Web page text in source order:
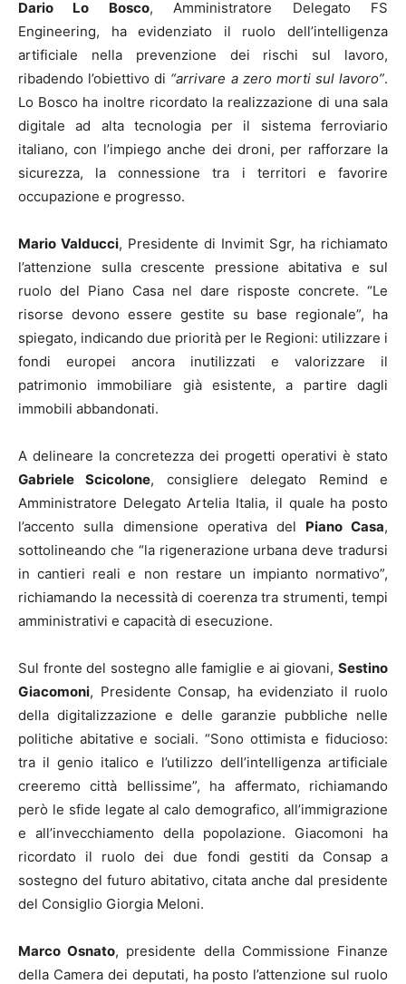
Dario Lo Bosco, Amministratore Delegato FS
Engineering, ha evidenziato il ruolo dell’intelligenza
artificiale nella prevenzione dei rischi sul lavoro,
ribadendo l’obiettivo di “arrivare a zero morti sul lavoro”.
Lo Bosco ha inoltre ricordato la realizzazione di una sala
digitale ad alta tecnologia per il sistema ferroviario
italiano, con l’impiego anche dei droni, per rafforzare la
sicurezza, la connessione tra i territori e favorire
occupazione e progresso.
Mario Valducci, Presidente di Invimit Sgr, ha richiamato
l’attenzione sulla crescente pressione abitativa e sul
ruolo del Piano Casa nel dare risposte concrete. “Le
risorse devono essere gestite su base regionale”, ha
spiegato, indicando due priorità per le Regioni: utilizzare i
fondi europei ancora inutilizzati e valorizzare il
patrimonio immobiliare già esistente, a partire dagli
immobili abbandonati.
A delineare la concretezza dei progetti operativi è stato
Gabriele Scicolone, consigliere delegato Remind e
Amministratore Delegato Artelia Italia, il quale ha posto
l’accento sulla dimensione operativa del Piano Casa,
sottolineando che “la rigenerazione urbana deve tradursi
in cantieri reali e non restare un impianto normativo”,
richiamando la necessità di coerenza tra strumenti, tempi
amministrativi e capacità di esecuzione.
Sul fronte del sostegno alle famiglie e ai giovani, Sestino
Giacomoni, Presidente Consap, ha evidenziato il ruolo
della digitalizzazione e delle garanzie pubbliche nelle
politiche abitative e sociali. “Sono ottimista e fiducioso:
tra il genio italico e l’utilizzo dell’intelligenza artificiale
creeremo città bellissime”, ha affermato, richiamando
però le sfide legate al calo demografico, all’immigrazione
e all’invecchiamento della popolazione. Giacomoni ha
ricordato il ruolo dei due fondi gestiti da Consap a
sostegno del futuro abitativo, citata anche dal presidente
del Consiglio Giorgia Meloni.
Marco Osnato, presidente della Commissione Finanze
della Camera dei deputati, ha posto l’attenzione sul ruolo